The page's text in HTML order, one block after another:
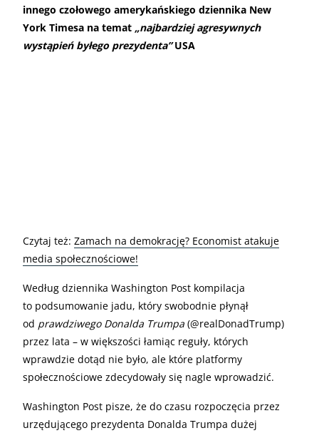
innego czołowego amerykańskiego dziennika New
York Timesa na temat „najbardziej agresywnych
wystąpień byłego prezydenta”USA
Czytaj też: Zamach na demokrację? Economist atakuje
media społecznościowe!
Według dziennika Washington Post kompilacja
to podsumowanie jadu, który swobodnie płynął
od prawdziwego Donalda Trumpa (@realDonadTrump)
przez lata – w większości łamiąc reguły, których
wprawdzie dotąd nie było, ale które platformy
społecznościowe zdecydowały się nagle wprowadzić.
Washington Post pisze, że do czasu rozpoczęcia przez
urzędującego prezydenta Donalda Trumpa dużej